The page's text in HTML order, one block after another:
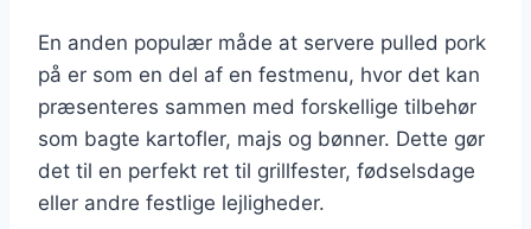
En anden populær måde at servere pulled pork
på er som en del af en festmenu, hvor det kan
præsenteres sammen med forskellige tilbehør
som bagte kartofler, majs og bønner. Dette gør
det til en perfekt ret til grillfester, fødselsdage
eller andre festlige lejligheder.